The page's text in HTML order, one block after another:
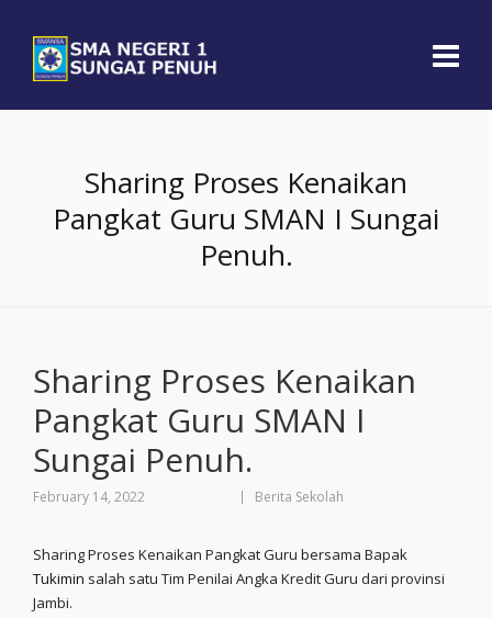
Sharing Proses Kenaikan
Pangkat Guru SMAN I Sungai
Penuh.
Sharing Proses Kenaikan
Pangkat Guru SMAN I
Sungai Penuh.
February 14, 2022 Berita Sekolah
Sharing Proses Kenaikan Pangkat Guru bersama Bapak
Tukimin salah satu Tim Penilai Angka Kredit Guru dari provinsi
Jambi.